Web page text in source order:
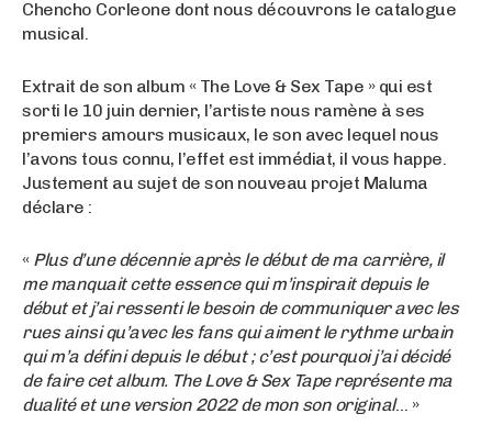
Chencho Corleone dont nous découvrons le catalogue
musical.
Extrait de son album « The Love & Sex Tape » qui est
sorti le 10 juin dernier, l’artiste nous ramène à ses
premiers amours musicaux, le son avec lequel nous
l’avons tous connu, l’effet est immédiat, il vous happe.
Justement au sujet de son nouveau projet Maluma
déclare :
« Plus d’une décennie après le début de ma carrière, il
me manquait cette essence qui m’inspirait depuis le
début et j’ai ressenti le besoin de communiquer avec les
rues ainsi qu’avec les fans qui aiment le rythme urbain
qui m’a défini depuis le début ; c’est pourquoi j’ai décidé
de faire cet album. The Love & Sex Tape représente ma
dualité et une version 2022 de mon son original… »